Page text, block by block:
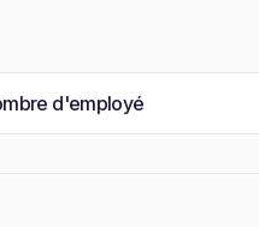
d'employé